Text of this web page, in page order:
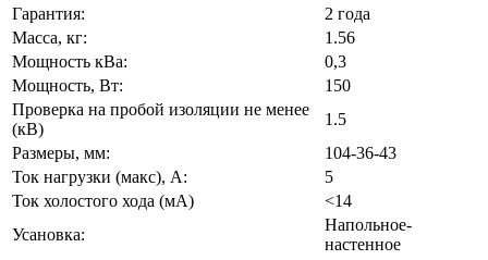
Гарантия:
2 года
Масса, кг:
1.56
Мощность кВа:
0,3
Мощность, Вт:
150
Проверка на пробой изоляции не менее
(кВ)
1.5
Размеры, мм:
104-36-43
Ток нагрузки (макс), А:
5
Ток холостого хода (мА)
<14
Усановка:
Напольное-
настенное